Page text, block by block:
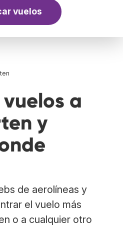
vuelos
a
y
de aerolíneas y
el vuelo más
o a cualquier otro